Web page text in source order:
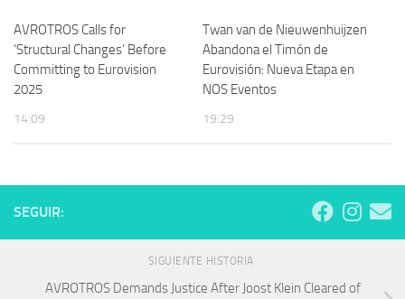
AVROTROS Calls for
‘Structural Changes’ Before
Committing to Eurovision
2025
14:09
Twan van de Nieuwenhuijzen
Abandona el Timón de
Eurovisión: Nueva Etapa en
NOS Eventos
19:29
SEGUIR:
SIGUIENTE HISTORIA
AVROTROS Demands Justice After Joost Klein Cleared of